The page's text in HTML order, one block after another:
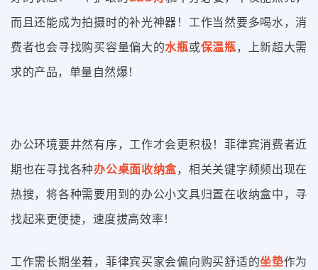
而且还能成为拍摄时的补光神器！工作当然要多喝水，消
费者也会寻找购买容量偏大的水瓶或保温瓶，上新超大需
求的产品，单量自然爆！
办公环境要井然有序，工作才会更积极！菲律宾消费者近
期也在寻找各种办公桌面收纳盒，相关关键字频频出现在
热搜，将各种需要用到的办公小文具归置在收纳盒中，寻
找起来更便捷，速度拔高效率！
工作需长期坐着，菲律宾买家会偏向购买舒适的坐垫作为